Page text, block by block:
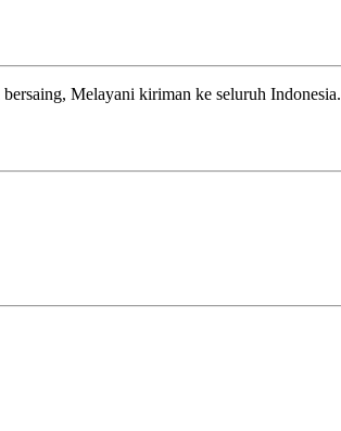
bersaing, Melayani kiriman ke seluruh Indonesia.